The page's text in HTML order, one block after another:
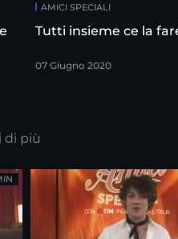
AMICI SPECIALI
Tutti insieme ce la
07 Giugno 2020
di più